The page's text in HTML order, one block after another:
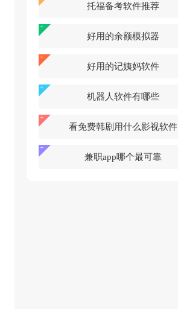
托福备考软件推荐
好用的余额模拟器
好用的记姨妈软件
机器人软件有哪些
看免费韩剧用什么影视软件
兼职app哪个最可靠